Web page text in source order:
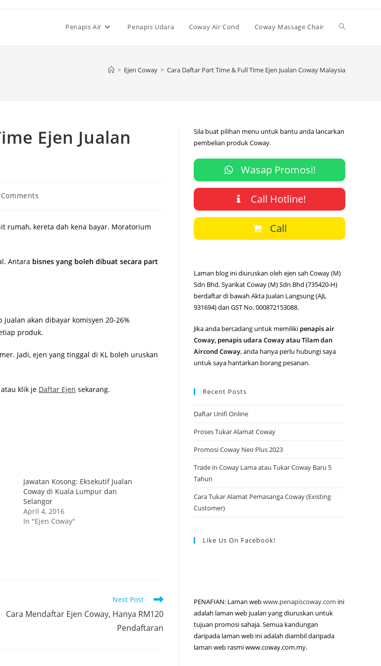
Penapis Air Penapis Udara Coway Air Cond Coway Massage Chair Toggle
> Ejen Coway > Cara Daftar Part Time & Full Time Ejen Jualan Coway Malaysia
Ejen Jualan
rumah, kereta dah kena bayar. Moratorium
Antara bisnes yang boleh dibuat secara part
akan dibayar komisyen 20-26%
produk.
Jadi, ejen yang tinggal di KL boleh uruskan
klik je Daftar Ejen sekarang.
Jawatan Kosong: Eksekutif Jualan
Coway di Kuala Lumpur dan
Selangor
April 4, 2016
In "Ejen Coway"
Next Post
Cara Mendaftar Ejen Coway, Hanya RM120
Pendaftaran
Sila buat pilihan menu untuk bantu anda lancarkan
pembelian produk Coway.
Wasap Promosi!
Call Hotline!
Call
Laman blog ini diuruskan oleh ejen sah Coway (M)
Sdn Bhd. Syarikat Coway (M) Sdn Bhd (735420-H)
berdaftar di bawah Akta Jualan Langsung (AJL
931694) dan GST No. 000872153088.
Jika anda bercadang untuk memiliki penapis air
Coway, penapis udara Coway atau Tilam dan
Aircond Coway, anda hanya perlu hubungi saya
untuk saya hantarkan borang pesanan.
Recent Posts
Daftar Unifi Online
Proses Tukar Alamat Coway
Promosi Coway Neo Plus 2023
Trade in Coway Lama atau Tukar Coway Baru 5
Tahun
Cara Tukar Alamat Pemasanga Coway (Existing
Customer)
Like Us On Facebook!
PENAFIAN: Laman webwww.penapiscoway.com ini
adalah laman web jualan yang diuruskan untuk
tujuan promosi sahaja. Semua kandungan
daripada laman web ini adalah diambil daripada
laman web rasmi www.coway.com.my.